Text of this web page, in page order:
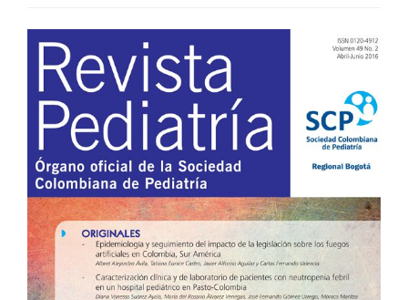
Barra
lateral
del
artículo